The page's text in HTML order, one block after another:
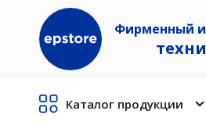
Фирменный
Каталог продукции